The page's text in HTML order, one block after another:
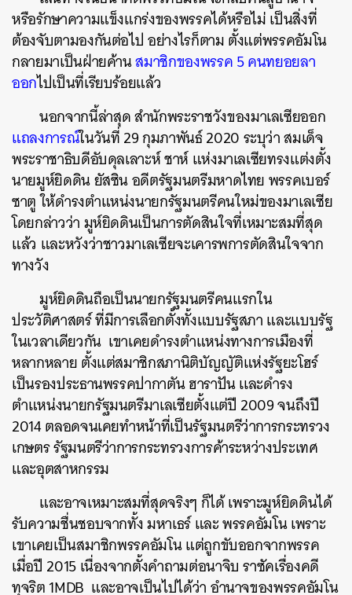
หรือรักษาความแข็งแกร่งของพรรคได้หรือไม่ เป็นสิ่งที่
ต้องจับตามองกันต่อไป อย่างไรก็ตาม ตั้งแต่พรรคอัมโน
กลายมาเป็นฝ่ายค้านสมาชิกของพรรค 5 คนทยอยลา
ออกไปเป็นที่เรียบร้อยแล้ว
นอกจากนี้ล่าสุด สำนักพระราชวังของมาเลเซียออก
แถลงการณ์ในวันที่ 29 กุมภาพันธ์ 2020 ระบุว่า สมเด็จ
พระราชาธิบดีอับดุลเลาะห์ ชาห์ แห่งมาเลเซียทรงแต่งตั้ง
นายมูห์ยิดดิน ยัสซิน อดีตรัฐมนตรีมหาดไทย พรรคเบอร์
ซาตู ให้ดำรงตำแหน่งนายกรัฐมนตรีคนใหม่ของมาเลเซีย
โดยกล่าวว่ามูห์ยิดดินเป็นการตัดสินใจที่เหมาะสมที่สุด
แล้ว และหวังว่าชาวมาเลเซียจะเคารพการตัดสินใจจาก
ทางวัง
มูห์ยิดดินถือเป็นนายกรัฐมนตรีคนแรกใน
ประวัติศาสตร์ ที่มีการเลือกตั้งทั้งแบบรัฐสภา และแบบรัฐ
ในเวลาเดียวกัน เขาเคยดำรงตำแหน่งทางการเมืองที่
หลากหลาย ตั้งแต่สมาชิกสภานิติบัญญัติแห่งรัฐยะโฮร์
เป็นรองประธานพรรคปากาตัน ฮาราปัน เเละดำรง
ตำแหน่งนายกรัฐมนตรีมาเลเซียตั้งแต่ปี 2009 จนถึงปี
2014 ตลอดจนเคยทำหน้าที่เป็นรัฐมนตรีว่าการกระทรวง
เกษตร รัฐมนตรีว่าการกระทรวงการค้าระหว่างประเทศ
และอุตสาหกรรม
และอาจเหมาะสมที่สุดจริงๆ ก็ได้ เพราะมูห์ยิดดินได้
รับความชื่นชอบจากทั้ง มหาเธร์ และ พรรคอัมโน เพราะ
เขาเคยเป็นสมาชิกพรรคอัมโน แต่ถูกขับออกจากพรรค
เมื่อปี 2015 เนื่องจากตั้งคำถามต่อนาจิบ ราซัคเรื่องคดี
ทุจริต 1MDB และอาจเป็นไปได้ว่า อำนาจของพรรคอัมโน